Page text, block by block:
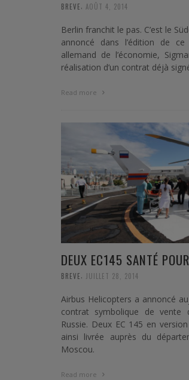
BREVE AOÛT 4, 2014
Berlin franchit le pas. C’est le
annoncé dans l’édition de
allemand de l’économie,
réalisation d’un contrat déjà
Read more
DEUX EC145 SANTÉ
BREVE JUILLET 28, 2014
Airbus Helicopters a annoncé
contrat symbolique de vente
Russie. Deux EC 145 en
ainsi livrée auprès du
Moscou.
Read more